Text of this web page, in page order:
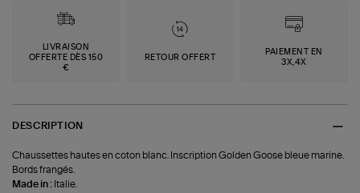
LIVRAISON
OFFERTE DÈS 150
€
RETOUR OFFERT
PAIEMENT EN
3X,4X
DESCRIPTION
Chaussettes hautes en coton blanc. Inscription Golden Goose bleue marine.
Bords frangés.
Made in : Italie.